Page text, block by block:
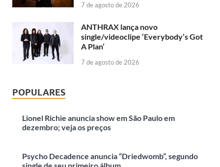
7 de agosto de 2026
ANTHRAX lança novo
single/videoclipe ‘Everybody’s Got
A Plan’
7 de agosto de 2026
POPULARES
Lionel Richie anuncia show em São Paulo em
dezembro; veja os preços
Psycho Decadence anuncia “Driedwomb”, segundo